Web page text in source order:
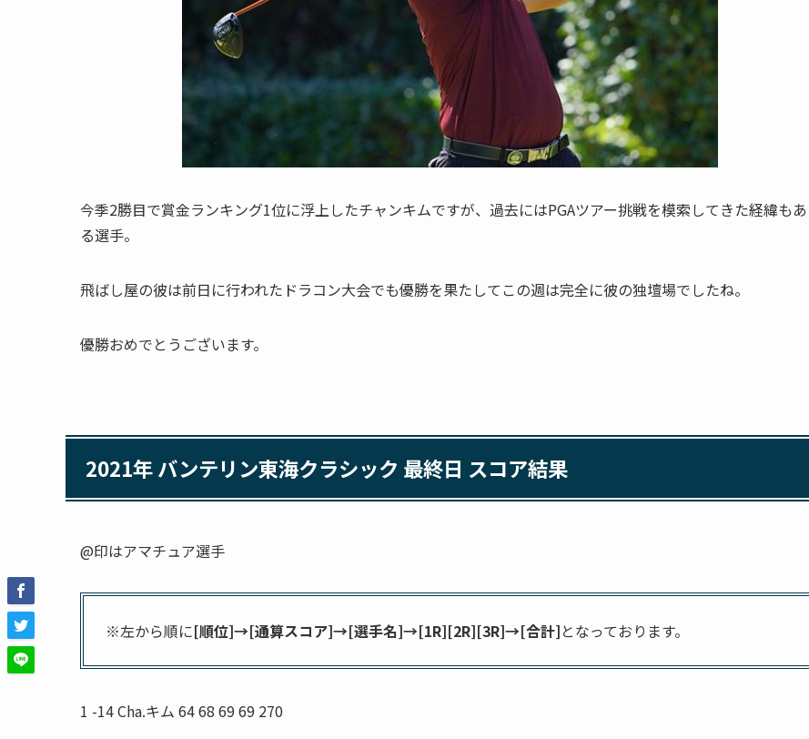
今季2勝目で賞金ランキング1位に浮上したチャンキムですが、過去にはPGAツアー挑戦を模索してきた経緯もあ
る選手。
飛ばし屋の彼は前日に行われたドラコン大会でも優勝を果たしてこの週は完全に彼の独壇場でしたね。
優勝おめでとうございます。
2021年 バンテリン東海クラシック 最終日 スコア結果
@印はアマチュア選手
※左から順に[順位]→[通算スコア]→[選手名]→[1R][2R][3R]→[合計]となっております。
1 -14 Cha.キム 64 68 69 69 270